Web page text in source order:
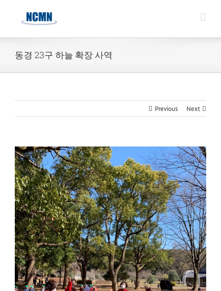
동경 23구 하늘 확장 사역
Previous Next
View
Larger
Image